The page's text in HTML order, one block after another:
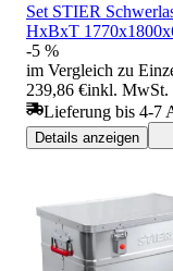
Set STIER
HxBxT
-5 %
im Vergleich zu
239,86 €inkl. MwSt.
Lieferung bis 4-7
Details anzeigen